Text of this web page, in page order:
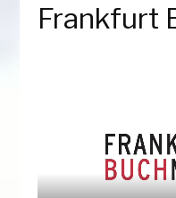
Frankfurt